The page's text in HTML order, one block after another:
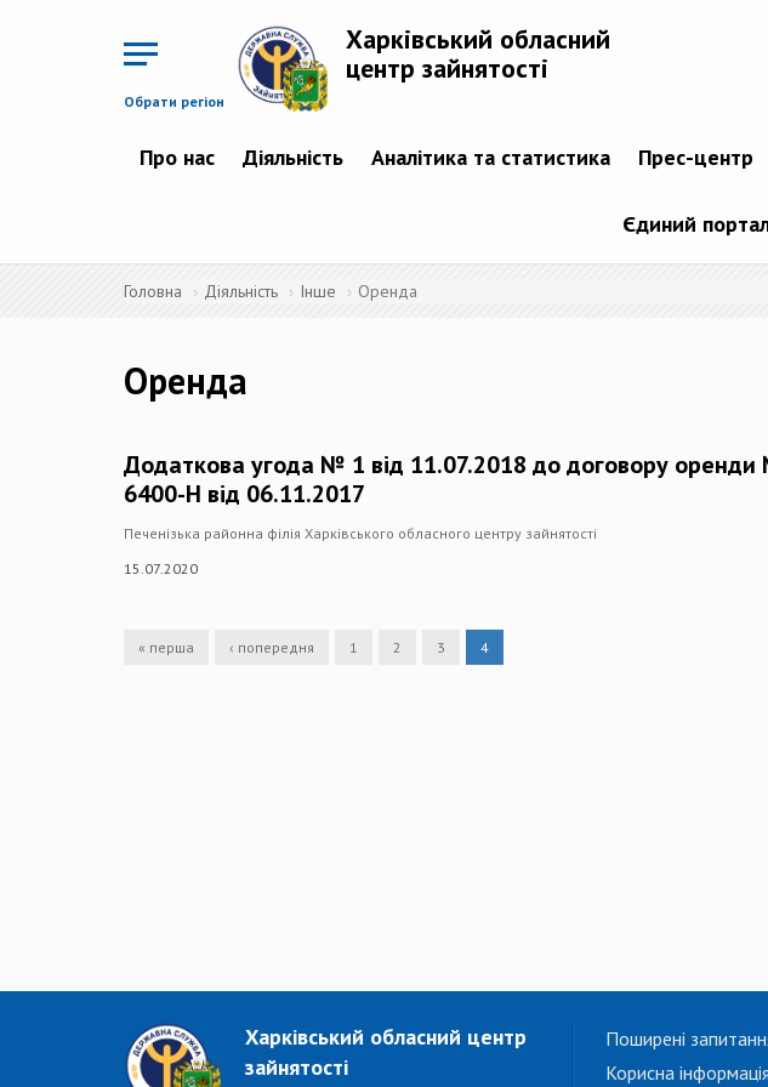
Обрати регіон
Харківський обласний
центр зайнятості
Про нас Діяльність Аналітика та статистика Прес-центр
Єдиний
Головна Діяльність Інше Оренда
Оренда
Додаткова угода № 1 від 11.07.2018 до договору
6400-Н від 06.11.2017
Печенізька районна філія Харківського обласного центру зайнятості
15.07.2020
« перша ‹ попередня 1 2 3 4
Харківський обласний центр
зайнятості
Поширені
Корисна